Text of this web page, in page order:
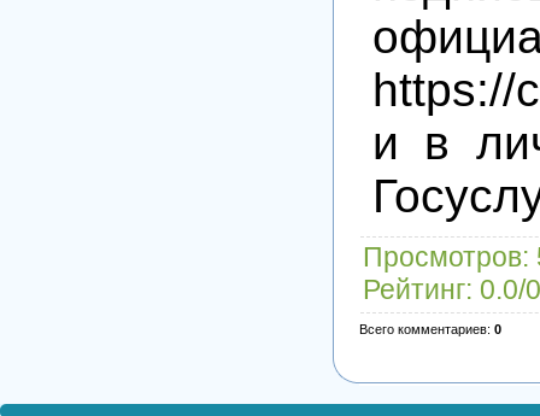
https://
и в
Просмотров:
Рейтинг: 0.0/0
Всего комментариев: 0